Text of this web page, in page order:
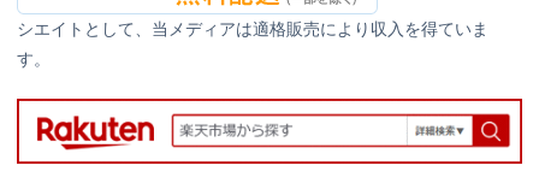
シエイトとして、当メディアは適格販売により収入を得ていま
す。